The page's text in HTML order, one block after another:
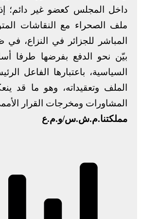
داخل المجلس كعضو غير دائم؛
ملف الصحراء مع النقاشات
المباشر للجزائر في النزاع،
بيّن نحو الدفع بفرضها طرفا
السياسية، باعتبارها الفاعل
الملف وتعقيداته، وهو ما قد
المشاورات ومخرجات القرار
مملكتنا.م.ش.س/و.م.ع